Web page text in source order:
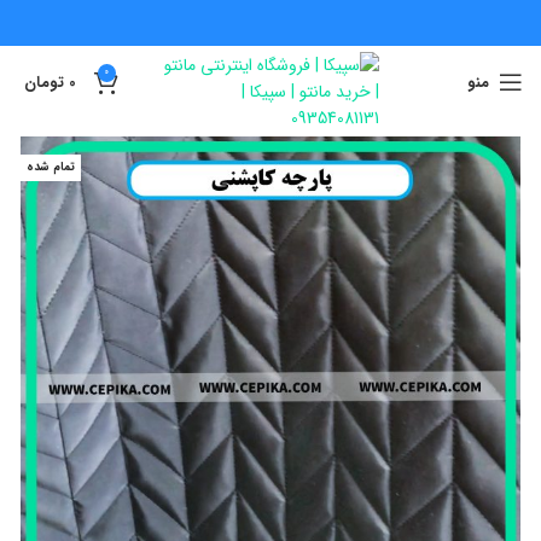
منو 0
0 تومان
تمام شده